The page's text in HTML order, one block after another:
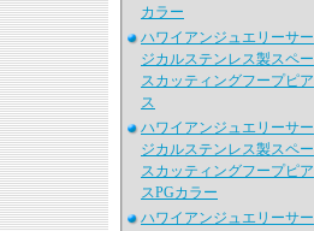
カラー
ハワイアンジュエリーサー
ジカルステンレス製スペー
スカッティングフープピア
ス
ハワイアンジュエリーサー
ジカルステンレス製スペー
スカッティングフープピア
スPGカラー
ハワイアンジュエリーサー